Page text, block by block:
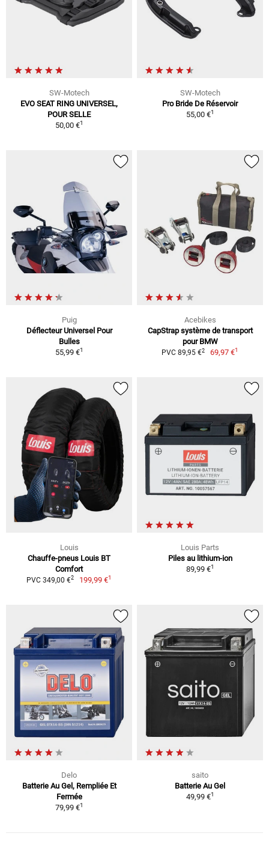
SW-Motech
EVO SEAT RING UNIVERSEL,
POUR SELLE
50,00 €1
SW-Motech
Pro Bride De Réservoir
55,00 €1
Puig
Déflecteur Universel Pour
Bulles
55,99 €1
Acebikes
CapStrap système de transport
pour BMW
PVC 89,95 €2 69,97 €1
Louis
Chauffe-pneus Louis BT
Comfort
PVC 349,00 €2 199,99 €1
Louis Parts
Piles au lithium-ion
89,99 €1
Delo
Batterie Au Gel, Rempliée Et
Fermée
79,99 €1
saito
Batterie Au Gel
49,99 €1